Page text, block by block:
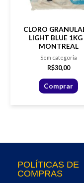
CLORO
LIGHT BLUE 1KG
MONTREAL
Sem categoria
R$30,00
Comprar
POLÍTICAS DE
COMPRAS